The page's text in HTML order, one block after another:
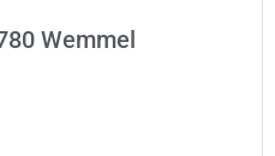
Wemmel